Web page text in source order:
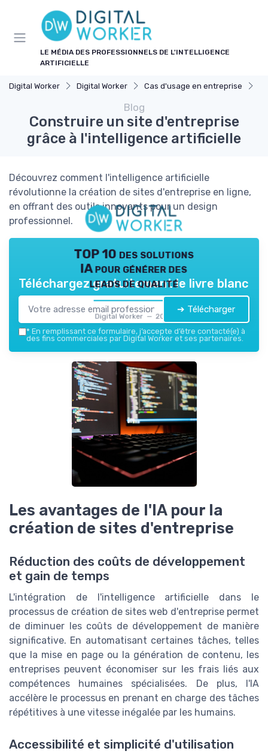
LE MÉDIA DES PROFESSIONNELS DE L'INTELLIGENCE
ARTIFICIELLE
Digital Worker Digital Worker Cas d'usage en entreprise
Blog
Construire un site d'entreprise
grâce à l'intelligence artificielle
Découvrez comment l'intelligence artificielle
révolutionne la création de sites d'entreprise en ligne,
en offrant des outils innovants pour un design
professionnel.
TOP 10 des solutions
IA pour générer des
leads de qualité
Digital Worker — 2026
Téléchargez gratuitement le livre blanc
➔ Télécharger
* En remplissant ce formulaire, j’accepte d’être contacté(e) à
des fins commerciales par Digital Worker et ses partenaires.
Les avantages de l'IA pour la
création de sites d'entreprise
Réduction des coûts de développement
et gain de temps
L'intégration de l'intelligence artificielle dans le
processus de création de sites web d'entreprise permet
de diminuer les coûts de développement de manière
significative. En automatisant certaines tâches, telles
que la mise en page ou la génération de contenu, les
entreprises peuvent économiser sur les frais liés aux
compétences humaines spécialisées. De plus, l'IA
accélère le processus en prenant en charge des tâches
répétitives à une vitesse inégalée par les humains.
Accessibilité et simplicité d'utilisation